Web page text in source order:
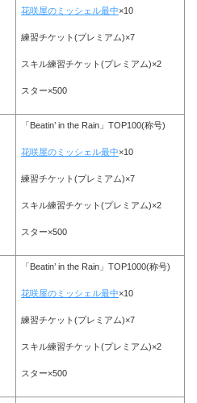
花咲屋のミッシェル最中×10
練習チケット(プレミアム)×7
スキル練習チケット(プレミアム)×2
スター×500
「Beatin’ in the Rain」TOP100(称号)
花咲屋のミッシェル最中×10
練習チケット(プレミアム)×7
スキル練習チケット(プレミアム)×2
スター×500
「Beatin’ in the Rain」TOP1000(称号)
花咲屋のミッシェル最中×10
練習チケット(プレミアム)×7
スキル練習チケット(プレミアム)×2
スター×500